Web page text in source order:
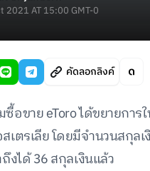
2021 AT 15:00 GMT-0
คัดลอกลิงค์
อขาย eToro ได้ขยายการ
เตรเลีย โดยมีจำนวนสกุล
งได้ 36 สกุลเงินแล้ว